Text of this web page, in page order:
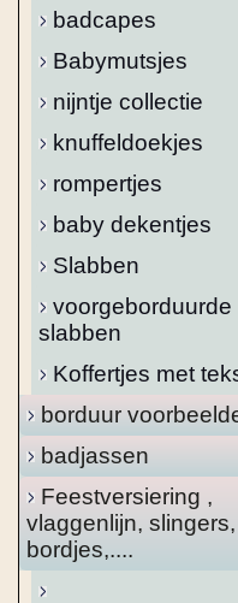
badcapes
Babymutsjes
nijntje collectie
knuffeldoekjes
rompertjes
baby dekentjes
Slabben
voorgeborduurde
slabben
Koffertjes met
borduur
badjassen
Feestversiering ,
vlaggenlijn, slingers,
bordjes,....